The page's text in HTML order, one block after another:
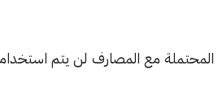
المحتملة مع المصارف لن يتم